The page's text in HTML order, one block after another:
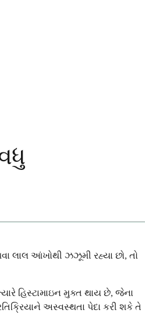
લાલ આંખોથી ઝઝૂમી રહ્યા છો, તો
હિસ્ટામાઇન મુક્ત થાય છે, જેના
અસ્વસ્થતા પેદા કરી શકે તે